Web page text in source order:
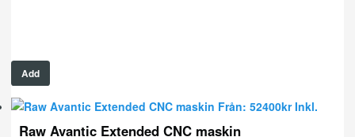
Add
Från: 52400krInkl.
Raw Avantic Extended CNC maskin